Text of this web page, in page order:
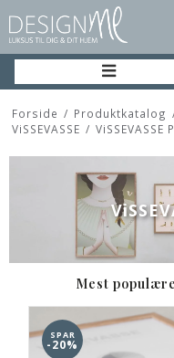
Forside / Produktkatalog
ViSSEVASSE / ViSSEVASSE
Mest
SPAR
-20%